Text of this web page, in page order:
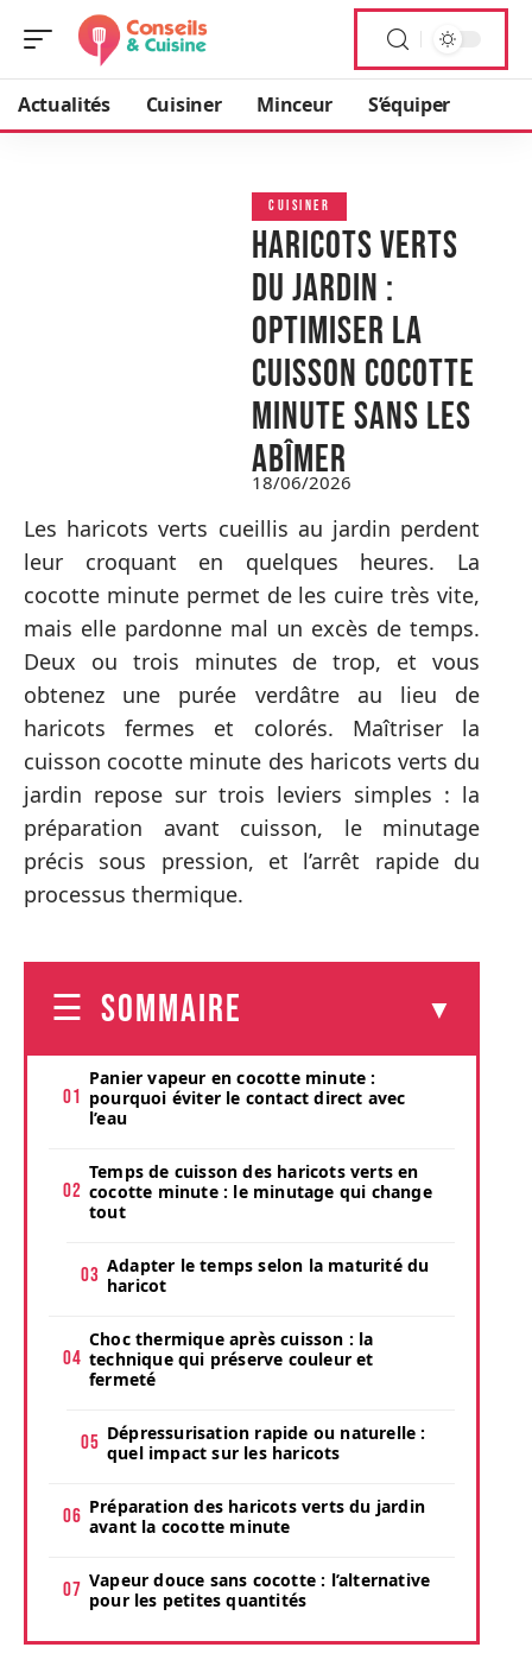
Actualités Cuisiner Minceur S’équiper
CUISINER
Haricots verts
du jardin :
optimiser la
cuisson cocotte
minute sans les
abîmer
18/06/2026
Les haricots verts cueillis au jardin perdent
leur croquant en quelques heures. La
cocotte minute permet de les cuire très vite,
mais elle pardonne mal un excès de temps.
Deux ou trois minutes de trop, et vous
obtenez une purée verdâtre au lieu de
haricots fermes et colorés. Maîtriser la
cuisson cocotte minute des haricots verts du
jardin repose sur trois leviers simples : la
préparation avant cuisson, le minutage
précis sous pression, et l’arrêt rapide du
processus thermique.
SOMMAIRE
Panier vapeur en cocotte minute :
pourquoi éviter le contact direct avec
l’eau
Temps de cuisson des haricots verts en
cocotte minute : le minutage qui change
tout
Adapter le temps selon la maturité du
haricot
Choc thermique après cuisson : la
technique qui préserve couleur et
fermeté
Dépressurisation rapide ou naturelle :
quel impact sur les haricots
Préparation des haricots verts du jardin
avant la cocotte minute
Vapeur douce sans cocotte : l’alternative
pour les petites quantités